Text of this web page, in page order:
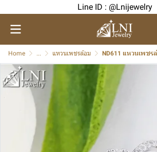
Line ID : @Lnijewelry
Home ... แหวนเพชรล้อม ND611 แหวนเพชร